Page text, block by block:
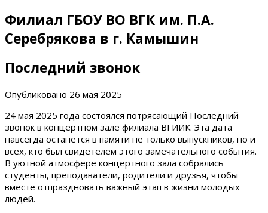
Филиал ГБОУ ВО ВГК им. П.А.
Серебрякова в г. Камышин
Последний звонок
Опубликовано 26 мая 2025
24 мая 2025 года состоялся потрясающий Последний
звонок в концертном зале филиала ВГИИК. Эта дата
навсегда останется в памяти не только выпускников, но и
всех, кто был свидетелем этого замечательного события.
В уютной атмосфере концертного зала собрались
студенты, преподаватели, родители и друзья, чтобы
вместе отпраздновать важный этап в жизни молодых
людей.